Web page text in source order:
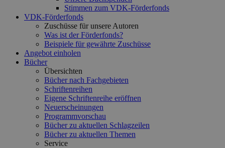
Stimmen zum VDK-Förderfonds
VDK-Förderfonds
Zuschüsse für unsere Autoren
Was ist der Förderfonds?
Beispiele für gewährte Zuschüsse
Angebot einholen
Bücher
Übersichten
Bücher nach Fachgebieten
Schriftenreihen
Eigene Schriftenreihe eröffnen
Neuerscheinungen
Programmvorschau
Bücher zu aktuellen Schlagzeilen
Bücher zu aktuellen Themen
Service